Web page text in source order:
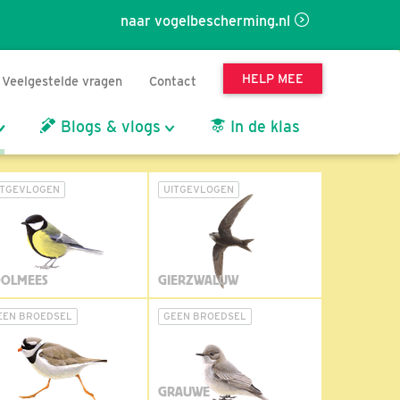
naar vogelbescherming.nl
Veelgestelde vragen Contact HELP MEE
Blogs & vlogs In de klas
UITGEVLOGEN
GIERZWALUW
BROEDSEL GEEN BROEDSEL
GRAUWE